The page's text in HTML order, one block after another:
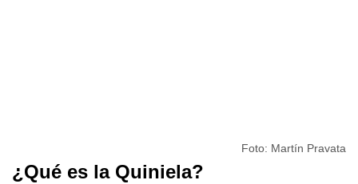
Foto: Martín Pravata
¿Qué es la Quiniela?